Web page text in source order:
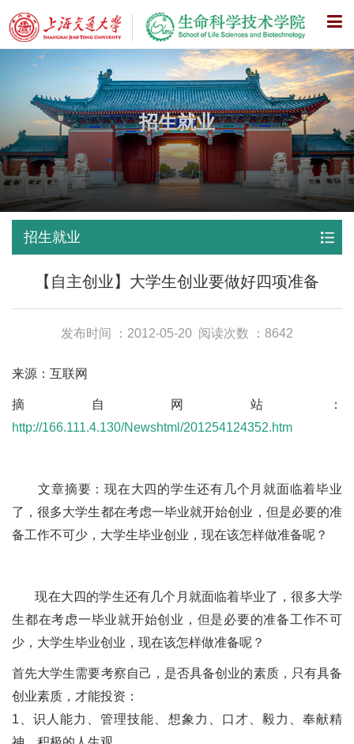
X
招生就业
招生就业
【自主创业】大学生创业要做好四项准备
发布时间 ：2012-05-20 阅读次数 ：8642
来源：互联网
摘自网站：
http://166.111.4.130/Newshtml/201254124352.htm
文章摘要：现在大四的学生还有几个月就面临着毕业
了，很多大学生都在考虑一毕业就开始创业，但是必要的准
备工作不可少，大学生毕业创业，现在该怎样做准备呢？
现在大四的学生还有几个月就面临着毕业了，很多大学
生都在考虑一毕业就开始创业，但是必要的准备工作不可
少，大学生毕业创业，现在该怎样做准备呢？
首先大学生需要考察自己，是否具备创业的素质，只有具备
创业素质，才能投资：
1、识人能力、管理技能、想象力、口才、毅力、奉献精